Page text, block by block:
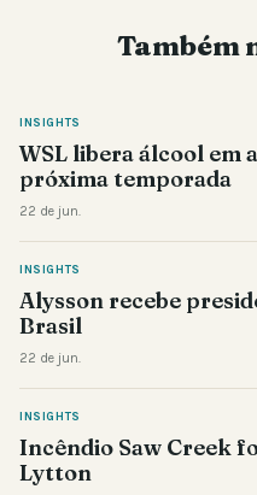
Também
INSIGHTS
WSL libera álcool em
próxima temporada
22 de jun.
INSIGHTS
Alysson recebe
Brasil
22 de jun.
INSIGHTS
Incêndio Saw Creek
Lytton